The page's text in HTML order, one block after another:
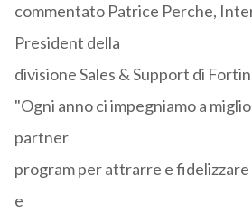
commentato Patrice Perche,
President della
divisione Sales & Support di
"Ogni anno ci impegniamo a
partner
program per attrarre e
e